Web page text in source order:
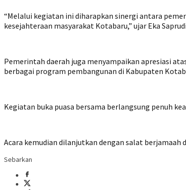
“Melalui kegiatan ini diharapkan sinergi antara
kesejahteraan masyarakat Kotabaru,” ujar Eka
Pemerintah daerah juga menyampaikan apresiasi
berbagai program pembangunan di Kabupaten
Kegiatan buka puasa bersama berlangsung penuh
Acara kemudian dilanjutkan dengan salat
Sebarkan